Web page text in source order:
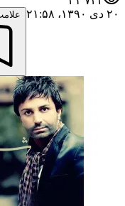
۲۰ دی ۱۳۹۰،‏ ۲۱:۵۸